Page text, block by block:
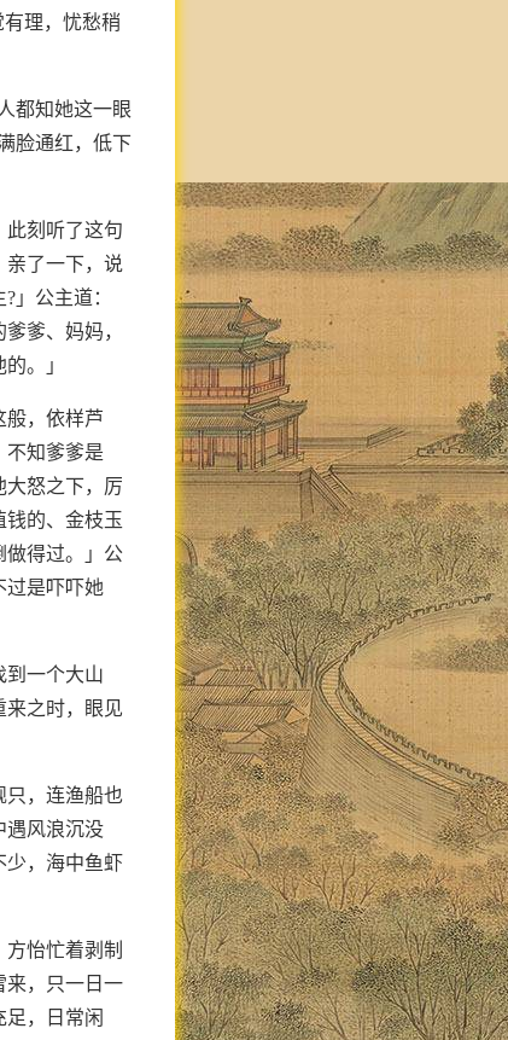
理，忧愁稍
都知她这一眼
脸通红，低下
此刻听了这句
亲了一下，说
」公主道：
爹、妈妈，
。」
般，依样芦
不知爹爹是
大怒之下，厉
的、金枝玉
做得过。」公
过是吓吓她
到一个大山
来之时，眼见
只，连渔船也
遇风浪沉没
少，海中鱼虾
怡忙着剥制
来，只一日一
，日常闲